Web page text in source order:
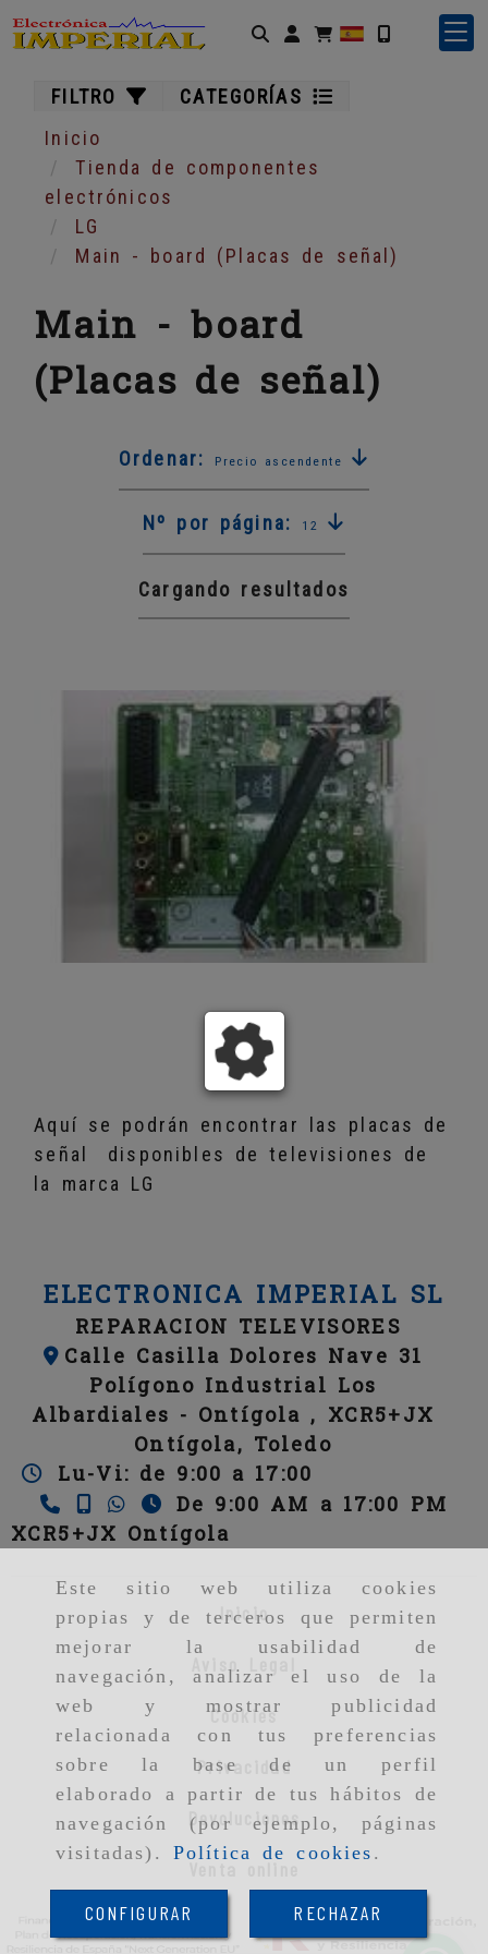
Este sitio web utiliza cookies
propias y de terceros que permiten
mejorar la usabilidad de
navegación, analizar el uso de la
web y mostrar publicidad
relacionada con tus preferencias
sobre la base de un perfil
elaborado a partir de tus hábitos de
navegación (por ejemplo, páginas
visitadas). Política de cookies .
CONFIGURAR RECHAZAR
Identifícate
FILTRO
CATEGORÍAS
Inicio
Tienda de componentes
electrónicos
LG
Main - board (Placas de señal)
Main - board
(Placas de señal)
Ordenar: Precio ascendente
Nº por página: 12
Cargando resultados
Aquí se podrán encontrar las placas de
señal disponibles de televisiones de
la marca LG
ELECTRONICA IMPERIAL SL
REPARACION TELEVISORES
Calle Casilla Dolores Nave 31
Polígono Industrial Los
Albardiales - Ontígola , XCR5+JX
Ontígola, Toledo
Lu-Vi: de 9:00 a 17:00
De 9:00 AM a 17:00 PM
XCR5+JX Ontígola
Inicio
Aviso Legal
Cookies
Privacidad
Devoluciones